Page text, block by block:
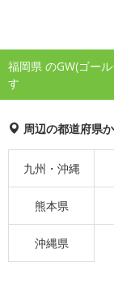
福岡県 のGW(ゴー
す
周辺の都道府県
九州・沖縄
熊本県
沖縄県